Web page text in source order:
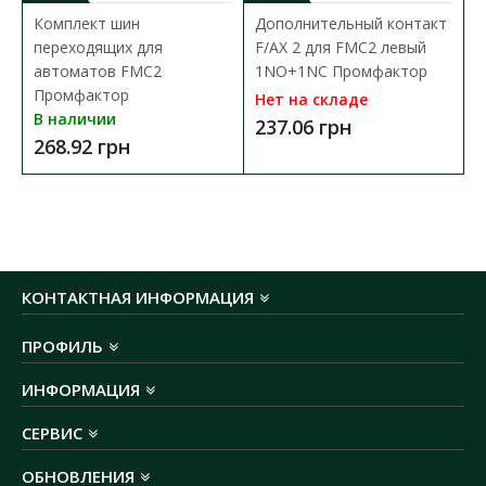
номинальный ток:
100А
ток короткого замыкания: 35кА
номинальное рабочее напряжение:690 V AC
количество полюсов:
3P
электрическая износостойкость: 6 000 циклов
механическая износостойкость:
циклов
Комплект шин
переходящих для
автоматов FMC2
Промфактор
В наличии
268.92 грн
Дополнительный контакт
F/AX 2 для FMC2 левый
1NO+1NC Промфактор
Нет на складе
237.06 грн
КОНТАКТНАЯ ИНФОРМАЦИЯ
ПРОФИЛЬ
ИНФОРМАЦИЯ
СЕРВИС
ОБНОВЛЕНИЯ